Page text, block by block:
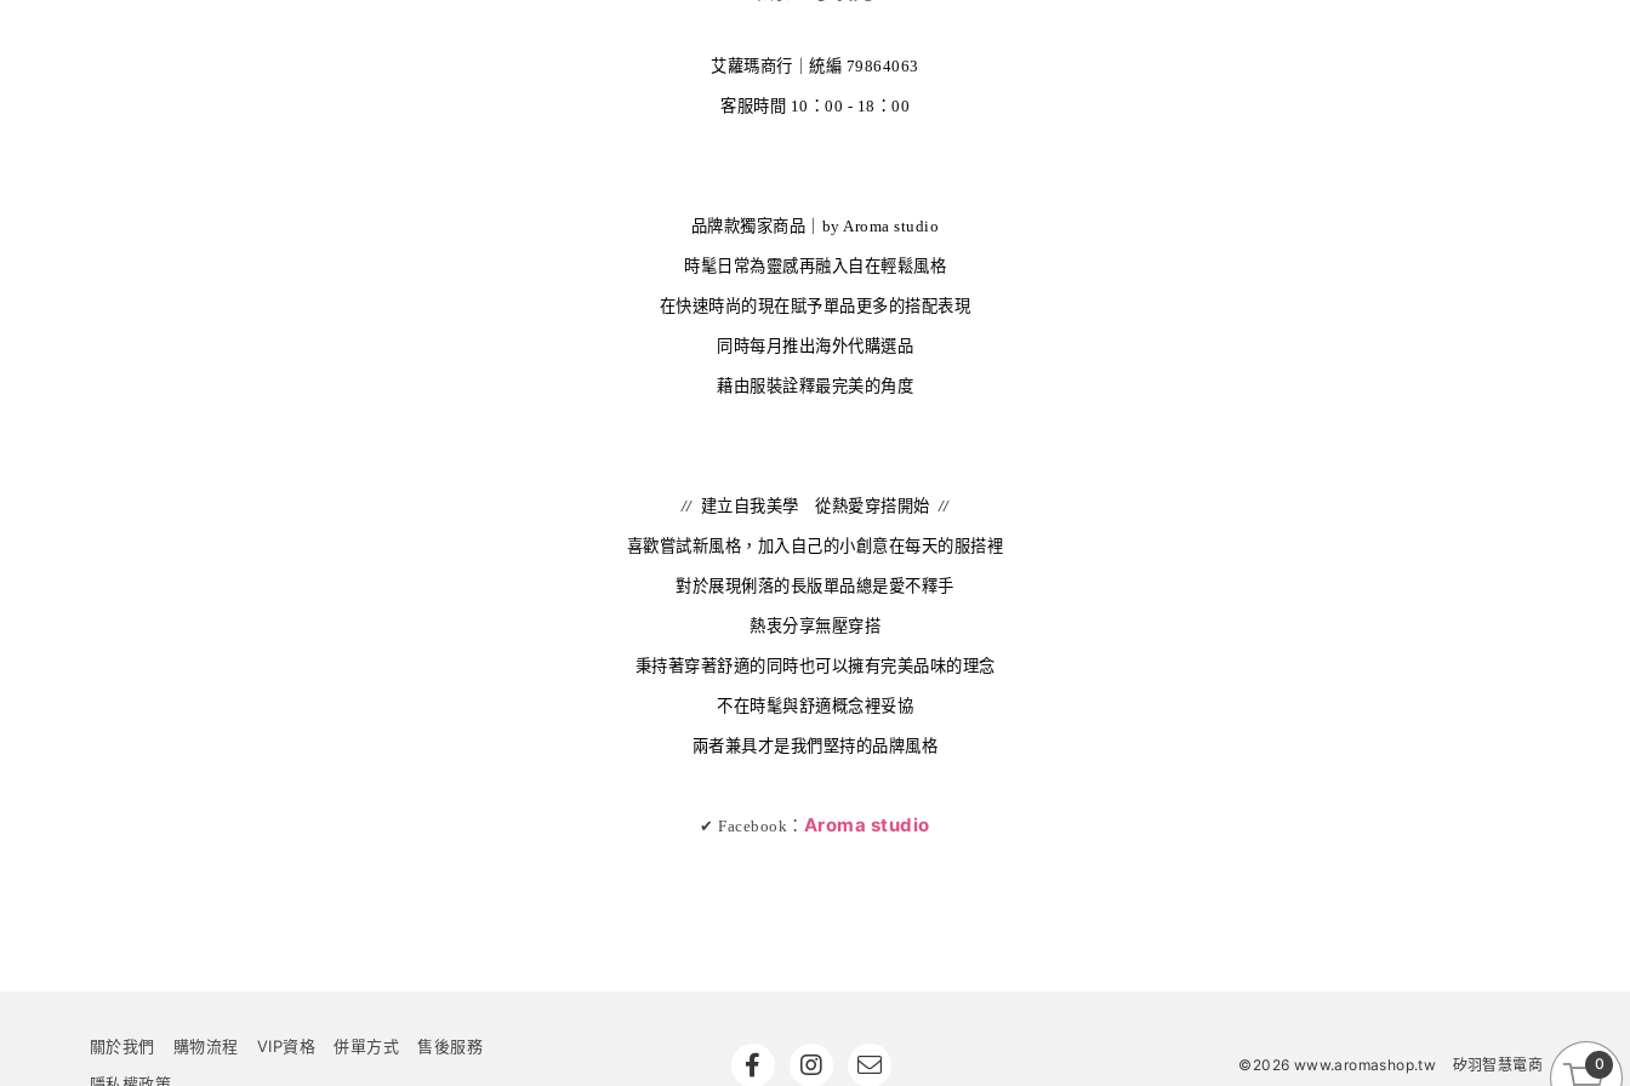
艾蘿瑪商行 ｜統編 79864063
客服時間 10：00 - 18：00
品牌款獨家商品｜ by Aroma studio
時髦日常為靈感再融入自在輕鬆風格
在快速時尚的現在賦予單品更多的搭配表現
同時每月推出海外代購選品
藉由服裝詮釋最完美的角度
// 建立自我美學 從熱愛穿搭開始//
喜歡嘗試新風格，加入自己的小創意在每天的服搭裡
對於展現俐落的長版單品總是愛不釋手
熱衷分享無壓穿搭
秉持著穿著舒適的同時也可以擁有完美品味的理念
不在時髦與舒適概念裡妥協
兩者兼具才是我們堅持的品牌風格
✔ Facebook： Aroma studio
關於我們 購物流程 VIP資格 併單方式
售後服務
©2026 www.aromashop.tw 矽羽智慧電商 0